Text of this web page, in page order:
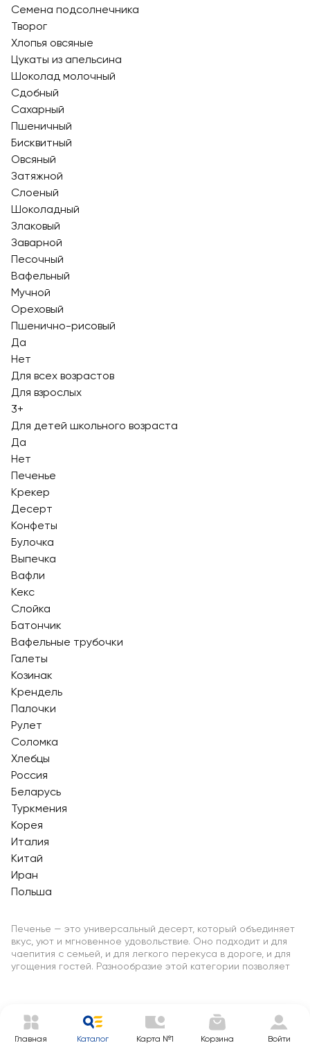
Семена подсолнечника
Творог
Хлопья овсяные
Цукаты из апельсина
Шоколад молочный
Сдобный
Сахарный
Пшеничный
Бисквитный
Овсяный
Затяжной
Слоеный
Шоколадный
Злаковый
Заварной
Песочный
Вафельный
Мучной
Ореховый
Пшенично-рисовый
Да
Нет
Для всех возрастов
Для взрослых
3+
Для детей школьного возраста
Да
Нет
Печенье
Крекер
Десерт
Конфеты
Булочка
Выпечка
Вафли
Кекс
Слойка
Батончик
Вафельные трубочки
Галеты
Козинак
Крендель
Палочки
Рулет
Соломка
Хлебцы
Россия
Беларусь
Туркмения
Корея
Италия
Китай
Иран
Польша
Печенье — это универсальный десерт, который объединяет
вкус, уют и мгновенное удовольствие. Оно подходит и для
чаепития с семьей, и для легкого перекуса в дороге, и для
угощения гостей. Разнообразие этой категории позволяет
Современное печенье отличается не только вкусом, но и
составом. Есть традиционное сливочное печенье с
Главная Каталог Карта №1 Корзина Войти